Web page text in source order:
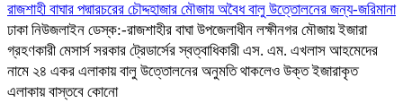
রাজশাহী বাঘার পদ্মারচরের চৌদ্দহাজার মৌজায় অবৈধ বালু উত্তোলনের জন্য-জরিমানা
ঢাকা নিউজলাইন ডেস্ক:-রাজশাহীর বাঘা উপজেলাধীন লক্ষীনগর মৌজায় ইজারা
গ্রহণকারী মেসার্স সরকার ট্রেডার্সের স্বত্বাধিকারী এস. এম. এখলাস আহমেদের
নামে ২৪ একর এলাকায় বালু উত্তোলনের অনুমতি থাকলেও উক্ত ইজারাকৃত
এলাকায় বাস্তবে কোনো